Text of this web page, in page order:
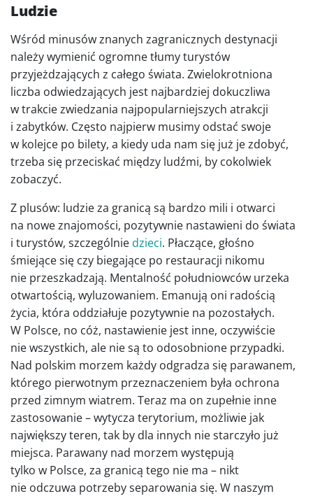
Ludzie
Wśród minusów znanych zagranicznych destynacji
należy wymienić ogromne tłumy turystów
przyjeżdzających z całego świata. Zwielokrotniona
liczba odwiedzających jest najbardziej dokuczliwa
w trakcie zwiedzania najpopularniejszych atrakcji
i zabytków. Często najpierw musimy odstać swoje
w kolejce po bilety, a kiedy uda nam się już je zdobyć,
trzeba się przeciskać między ludźmi, by cokolwiek
zobaczyć.
Z plusów: ludzie za granicą są bardzo mili i otwarci
na nowe znajomości, pozytywnie nastawieni do świata
i turystów, szczególniedzieci. Płaczące, głośno
śmiejące się czy biegające po restauracji nikomu
nie przeszkadzają. Mentalność południowców urzeka
otwartością, wyluzowaniem. Emanują oni radością
życia, która oddziałuje pozytywnie na pozostałych.
W Polsce, no cóż, nastawienie jest inne, oczywiście
nie wszystkich, ale nie są to odosobnione przypadki.
Nad polskim morzem każdy odgradza się parawanem,
którego pierwotnym przeznaczeniem była ochrona
przed zimnym wiatrem. Teraz ma on zupełnie inne
zastosowanie – wytycza terytorium, możliwie jak
największy teren, tak by dla innych nie starczyło już
miejsca. Parawany nad morzem występują
tylko w Polsce, za granicą tego nie ma – nikt
nie odczuwa potrzeby separowania się. W naszym